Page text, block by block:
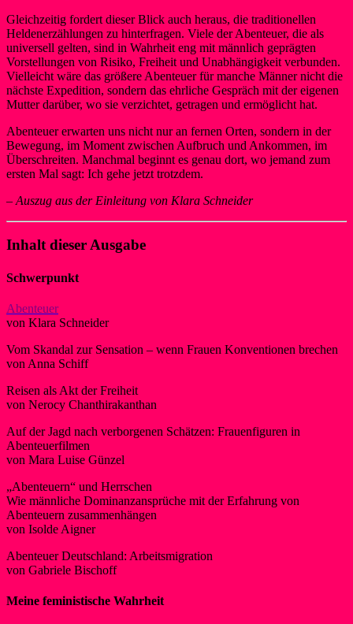
Gleichzeitig fordert dieser Blick auch heraus, die traditionellen
Heldenerzählungen zu hinterfragen. Viele der Abenteuer, die als
universell gelten, sind in Wahrheit eng mit männlich geprägten
Vorstellungen von Risiko, Freiheit und Unabhängigkeit verbunden.
Vielleicht wäre das größere Abenteuer für manche Männer nicht die
nächste Expedition, sondern das ehrliche Gespräch mit der eigenen
Mutter darüber, wo sie verzichtet, getragen und ermöglicht hat.
Abenteuer erwarten uns nicht nur an fernen Orten, sondern in der
Bewegung, im Moment zwischen Aufbruch und Ankommen, im
Überschreiten. Manchmal beginnt es genau dort, wo jemand zum
ersten Mal sagt: Ich gehe jetzt trotzdem.
– Auszug aus der Einleitung von Klara Schneider
Inhalt dieser Ausgabe
Schwerpunkt
Abenteuer
von Klara Schneider
Vom Skandal zur Sensation – wenn Frauen Konventionen brechen
von Anna Schiff
Reisen als Akt der Freiheit
von Nerocy Chanthirakanthan
Auf der Jagd nach verborgenen Schätzen: Frauenfiguren in
Abenteuerfilmen
von Mara Luise Günzel
„Abenteuern“ und Herrschen
Wie männliche Dominanzansprüche mit der Erfahrung von
Abenteuern zusammenhängen
von Isolde Aigner
Abenteuer Deutschland: Arbeitsmigration
von Gabriele Bischoff
Meine feministische Wahrheit